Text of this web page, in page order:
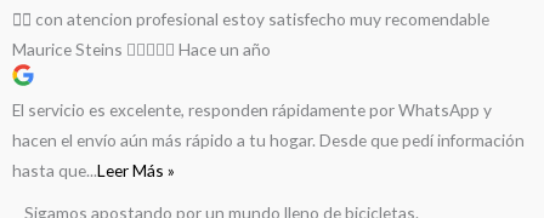
🚵‍♀️ con atencion profesional estoy satisfecho muy recomendable
Maurice Steins
Hace un año
El servicio es excelente, responden rápidamente por WhatsApp y
hacen el envío aún más rápido a tu hogar. Desde que pedí información
hasta que...Leer Más »
Sigamos apostando por un mundo lleno de bicicletas.